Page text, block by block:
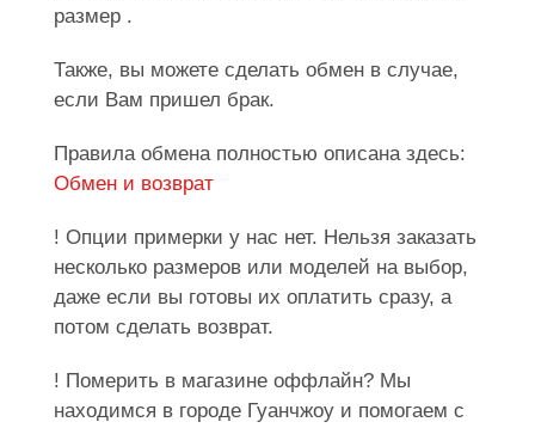
размер .
Также, вы можете сделать обмен в случае,
если Вам пришел брак.
Правила обмена полностью описана здесь:
Обмен и возврат
! Опции примерки у нас нет. Нельзя заказать
несколько размеров или моделей на выбор,
даже если вы готовы их оплатить сразу, а
потом сделать возврат.
! Померить в магазине оффлайн? Мы
находимся в городе Гуанчжоу и помогаем с